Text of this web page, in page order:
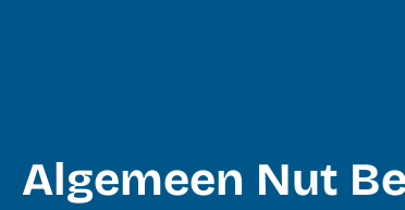
Algemeen Nut